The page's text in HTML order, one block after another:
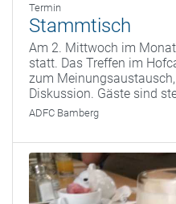
Termin
Stammtisch
Am 2. Mittwoch im
statt. Das Treffen im
zum
Diskussion. Gäste sind
ADFC Bamberg